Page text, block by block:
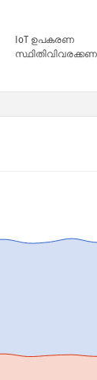
IoT ഉപകരണ